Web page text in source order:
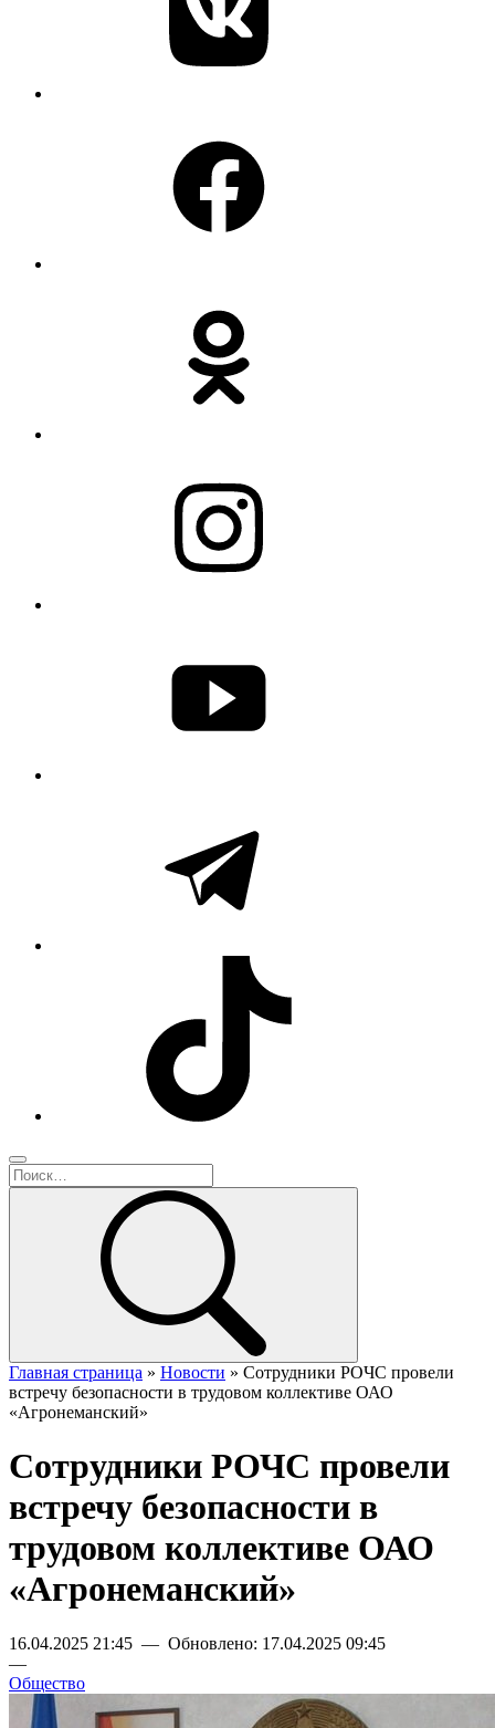
Главная страница » Новости » Сотрудники РОЧС провели
встречу безопасности в трудовом коллективе ОАО
«Агронеманский»
Сотрудники РОЧС провели
встречу безопасности в
трудовом коллективе ОАО
«Агронеманский»
16.04.2025 21:45 — Обновлено: 17.04.2025 09:45
—
Общество